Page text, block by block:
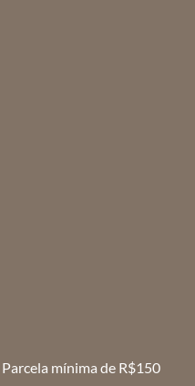
mínima de R$150